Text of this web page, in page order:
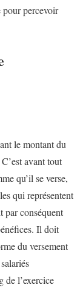
percevoir
le montant du
avant tout
qu’il se verse,
qui représentent
par conséquent
Il doit
du versement
de l’exercice